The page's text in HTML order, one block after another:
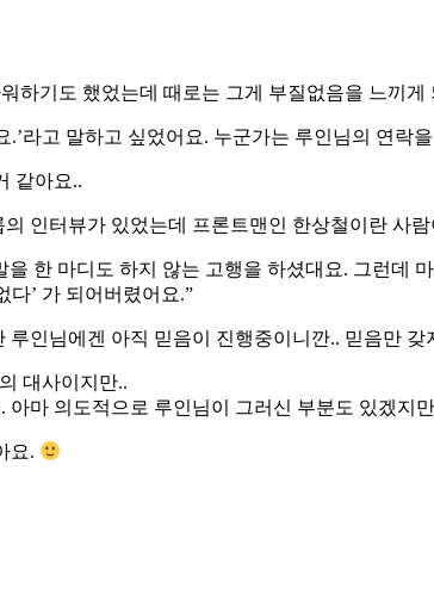
하기도 했었는데 때로는 그게 부질없음을 느끼게
.’라고 말하고 싶었어요. 누군가는 루인님의 연락
같아요..
인터뷰가 있었는데 프론트맨인 한상철이란 사
을 한 마디도 하지 않는 고행을 하셨대요. 그런데
다’ 가 되어버렸어요.”
루인님에겐 아직 믿음이 진행중이니깐.. 믿음만
대사이지만..
아마 의도적으로 루인님이 그러신 부분도 있겠
요.